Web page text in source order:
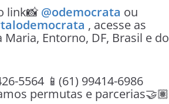
link📸 @odemocrata ou
, acesse as
Entorno, DF, Brasil e do
5564 📱(61) 99414-6986
permutas e parcerias🤝🏽